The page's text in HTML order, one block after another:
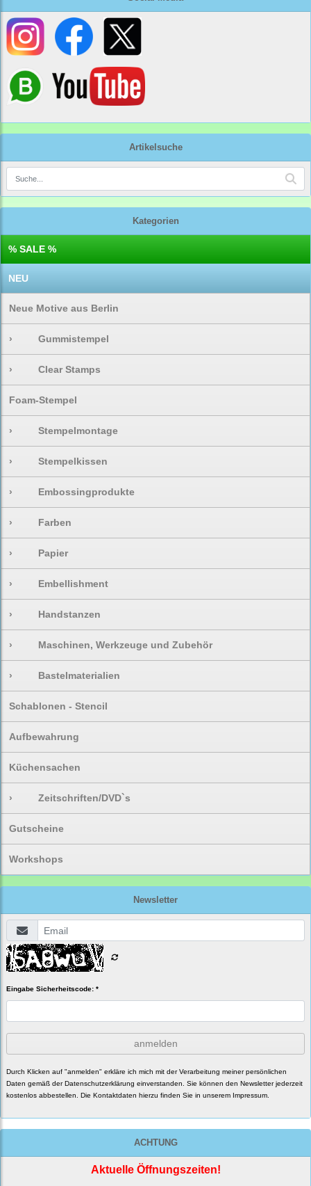
Artikelsuche
Kategorien
% SALE %
NEU
Neue Motive aus Berlin
› Gummistempel
› Clear Stamps
Foam-Stempel
› Stempelmontage
› Stempelkissen
› Embossingprodukte
› Farben
› Papier
› Embellishment
› Handstanzen
› Maschinen, Werkzeuge und Zubehör
› Bastelmaterialien
Schablonen - Stencil
Aufbewahrung
Küchensachen
› Zeitschriften/DVD`s
Gutscheine
Workshops
Newsletter
Eingabe Sicherheitscode: *
anmelden
Durch Klicken auf "anmelden" erkläre ich mich mit der Verarbeitung meiner persönlichen
Daten gemäß der Datenschutzerklärung einverstanden. Sie können den Newsletter jederzeit
kostenlos abbestellen. Die Kontaktdaten hierzu finden Sie in unserem Impressum.
ACHTUNG
Aktuelle Öffnungszeiten!